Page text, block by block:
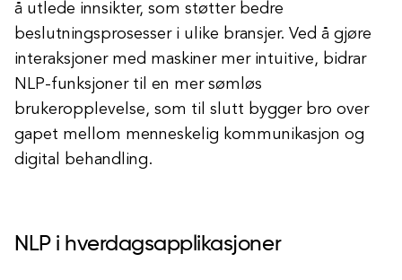
å utlede innsikter, som støtter bedre
beslutningsprosesser i ulike bransjer. Ved å gjøre
interaksjoner med maskiner mer intuitive, bidrar
NLP-funksjoner til en mer sømløs
brukeropplevelse, som til slutt bygger bro over
gapet mellom menneskelig kommunikasjon og
digital behandling.
NLP i hverdagsapplikasjoner